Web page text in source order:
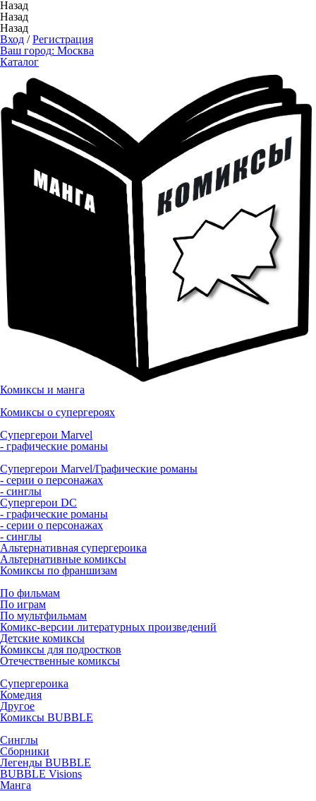
Назад
Назад
Назад
Вход /Регистрация
Ваш город: Москва
Каталог
Комиксы и манга
Комиксы о супергероях
Супергерои Marvel
- графические романы
Супергерои Marvel/Графические романы
- серии о персонажах
- синглы
Супергерои DC
- графические романы
- серии о персонажах
- синглы
Альтернативная супергероика
Альтернативные комиксы
Комиксы по франшизам
По фильмам
По играм
По мультфильмам
Комикс-версии литературных произведений
Детские комиксы
Комиксы для подростков
Отечественные комиксы
Супергероика
Комедия
Другое
Комиксы BUBBLE
Синглы
Сборники
Легенды BUBBLE
BUBBLE Visions
Манга